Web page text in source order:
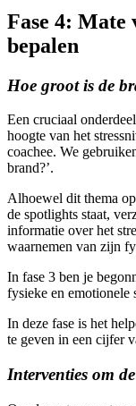
Fase 4: Mate
bepalen
Hoe groot is de
Een cruciaal
hoogte van het
coachee. We
brand?’.
Alhoewel dit thema
de spotlights staat,
informatie over het
waarnemen van zijn
In fase 3 ben je
fysieke en emotionele
In deze fase is het
te geven in een cijfer
Interventies om